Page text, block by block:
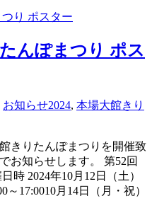
んぽまつり ポス
お知らせ2024, 本場大館きり
きりたんぽまつりを開催致
お知らせします。 第52回
時 2024年10月12日（土）
～17:0010月14日（月・祝）